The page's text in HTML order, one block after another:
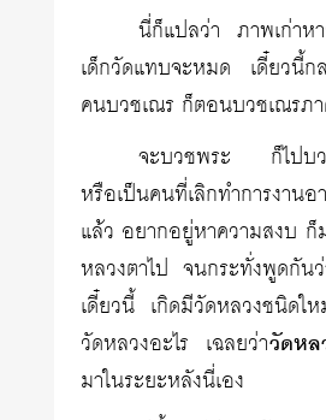
นี่ก็แปลว่า ภาพเก่าห
เด็กวัดแทบจะหมด เดี๋ยวนี้
คนบวชเณร ก็ตอนบวชเณรภ
จะบวชพระ ก็ไปบว
หรือเป็นคนที่เลิกทำการงา
แล้ว อยากอยู่หาความสงบ ก็
หลวงตาไป จนกระทั่งพูดกัน
เดี๋ยวนี้ เกิดมีวัดหลวงชนิดใ
วัดหลวงอะไร เฉลยว่าวัดหล
มาในระยะหลังนี่เอง